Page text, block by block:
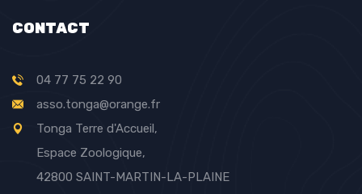
CONTACT
04 77 75 22 90
asso.tonga@orange.fr
Tonga Terre d'Accueil,
Espace Zoologique,
42800 SAINT-MARTIN-LA-PLAINE